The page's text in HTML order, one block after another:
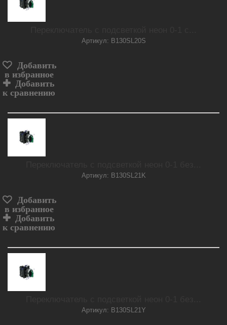
Артикул: B130SL20S
Добавить
в избранное
Добавить
к сравнению
Артикул: B130SL21K
Добавить
в избранное
Добавить
к сравнению
Артикул: B130SL21Y